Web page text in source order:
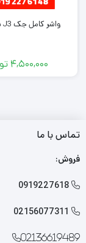
واشر کامل جک J3 درجه یک
4,500,000
تماس با ما
فروش:

0919227618

02156077311
02136619489